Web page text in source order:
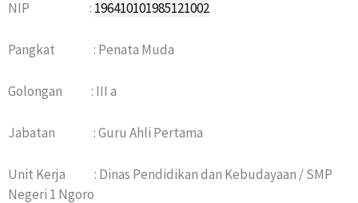
NIP : 196410101985121002
Pangkat : Penata Muda
Golongan : III a
Jabatan : Guru Ahli Pertama
Unit Kerja : Dinas Pendidikan dan Kebudayaan / SMP
Negeri 1 Ngoro